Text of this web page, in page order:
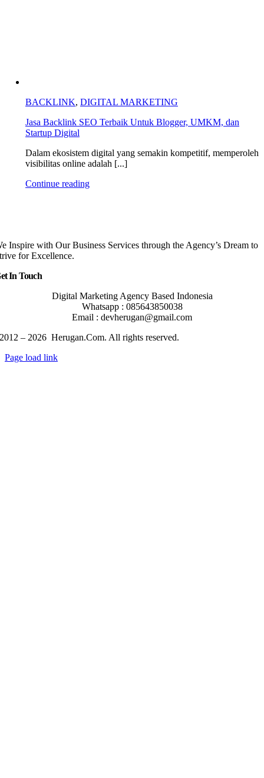
BACKLINK, DIGITAL MARKETING
Jasa Backlink SEO Terbaik Untuk Blogger, UMKM, dan
Startup Digital
Dalam ekosistem digital yang semakin kompetitif, memperoleh
visibilitas online adalah [...]
Continue reading
Inspire with Our Business Services through the Agency’s Dream to
for Excellence.
In Touch
Digital Marketing Agency Based Indonesia
Whatsapp : 085643850038
Email : devherugan@gmail.com
2012 – 2026 Herugan.Com. All rights reserved.
Page load link